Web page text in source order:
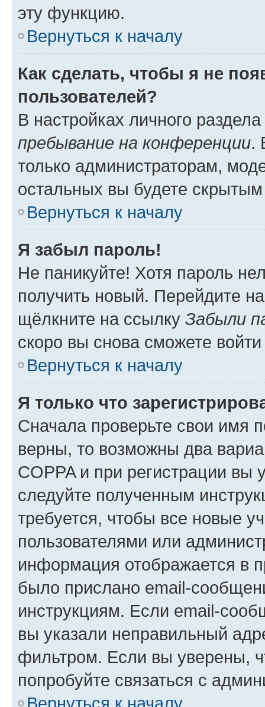
эту функцию.
Вернуться к началу
Как сделать, чтобы я не
пользователей?
В настройках личного
пребывание на конференции.
только администраторам,
остальных вы будете
Вернуться к началу
Я забыл пароль!
Не паникуйте! Хотя пароль
получить новый. Перейдите
щёлкните на ссылку Забыли
скоро вы снова сможете
Вернуться к началу
Я только что
Сначала проверьте свои имя
верны, то возможны два
COPPA и при регистрации вы
следуйте полученным
требуется, чтобы все новые
пользователями или
информация отображается в
было прислано email-
инструкциям. Если email-
вы указали неправильный
фильтром. Если вы уверены,
попробуйте связаться с
Вернуться к началу